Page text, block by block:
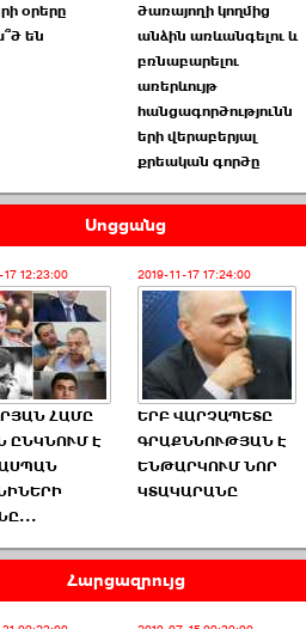
օրերը
են
ծառայողի կողմից
անձին առևանգելու և
բռնաբարելու
առերևույթ
հանցագործությունն
երի վերաբերյալ
քրեական գործը
Սոցցանց
12:23:00
ՀԱՄԸ
ԸՆԿՆՈՒՄ Է
2019-11-17 17:24:00
ԵՐԲ ՎԱՐՉԱՊԵՏԸ
ԳՐԱՔՆՆՈՒԹՅԱՆ Է
ԵՆԹԱՐԿՈՒՄ ՆՈՐ
ԿՏԱԿԱՐԱՆԸ
Հարցազրույց